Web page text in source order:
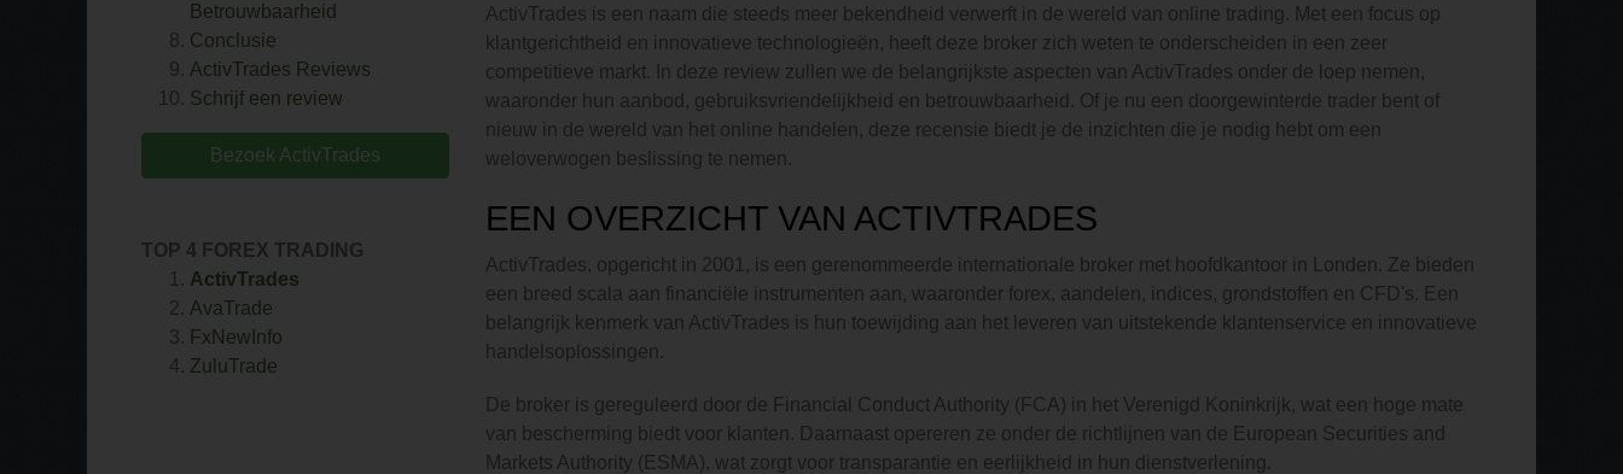
Betrouwbaarheid
Conclusie
ActivTrades Reviews
Schrijf een review
Bezoek ActivTrades
TOP 4 FOREX TRADING
ActivTrades
AvaTrade
FxNewInfo
ZuluTrade
ActivTrades is een naam die steeds meer bekendheid verwerft in de wereld van online trading. Met een focus op
klantgerichtheid en innovatieve technologieën, heeft deze broker zich weten te onderscheiden in een zeer
competitieve markt. In deze review zullen we de belangrijkste aspecten van ActivTrades onder de loep nemen,
waaronder hun aanbod, gebruiksvriendelijkheid en betrouwbaarheid. Of je nu een doorgewinterde trader bent of
nieuw in de wereld van het online handelen, deze recensie biedt je de inzichten die je nodig hebt om een
weloverwogen beslissing te nemen.
EEN OVERZICHT VAN ACTIVTRADES
ActivTrades, opgericht in 2001, is een gerenommeerde internationale broker met hoofdkantoor in Londen. Ze bieden
een breed scala aan financiële instrumenten aan, waaronder forex, aandelen, indices, grondstoffen en CFD's. Een
belangrijk kenmerk van ActivTrades is hun toewijding aan het leveren van uitstekende klantenservice en innovatieve
handelsoplossingen.
De broker is gereguleerd door de Financial Conduct Authority (FCA) in het Verenigd Koninkrijk, wat een hoge mate
van bescherming biedt voor klanten. Daarnaast opereren ze onder de richtlijnen van de European Securities and
Markets Authority (ESMA), wat zorgt voor transparantie en eerlijkheid in hun dienstverlening.